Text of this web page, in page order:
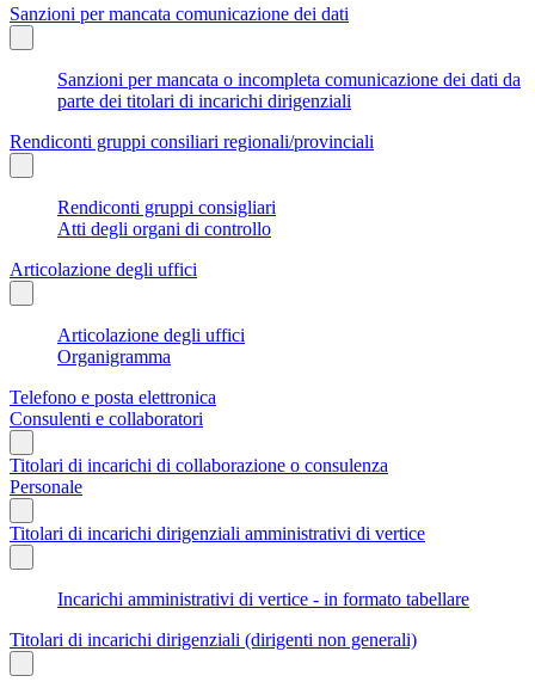
Sanzioni per mancata comunicazione dei dati
Sanzioni per mancata o incompleta comunicazione dei dati da
parte dei titolari di incarichi dirigenziali
Rendiconti gruppi consiliari regionali/provinciali
Rendiconti gruppi consigliari
Atti degli organi di controllo
Articolazione degli uffici
Articolazione degli uffici
Organigramma
Telefono e posta elettronica
Consulenti e collaboratori
Titolari di incarichi di collaborazione o consulenza
Personale
Titolari di incarichi dirigenziali amministrativi di vertice
Incarichi amministrativi di vertice - in formato tabellare
Titolari di incarichi dirigenziali (dirigenti non generali)